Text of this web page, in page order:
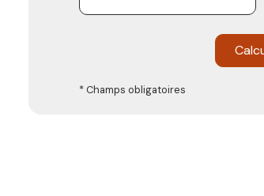
* Champs obligatoires